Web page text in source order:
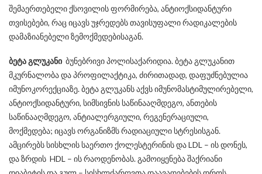
შემაერთებელი ქსოვილის ფორმირება, ანტიოქსიდანტური
თვისებები, რაც იცავს უჯრედებს თავისუფალი რადიკალების
დამაზიანებელი ზემოქმედებისაგან.
ბეტა გლუკანი ბუნებრივი პოლისაქარიდია. ბეტა გლუკანით
მკურნალობა და პროფილაქტიკა, ძირითადად, დაფუძნებულია
იმუნოკორექციაზე. ბეტა გლუკანს აქვს იმუნომასტიმულირებელი,
ანტიოქსიდანტური, სიმსივნის საწინააღმდეგო, ანთების
საწინააღმდეგო, ანტიალერგიული, რეგენერაციული,
მოქმედება; იცავს ორგანიზმს რადიაციული სტრესისგან.
ამცირებს სისხლის საერთო ქოლესტერინის და LDL – ის დონეს,
და ზრდის HDL – ის რაოდენობას. გამოიყენება შაქრიანი